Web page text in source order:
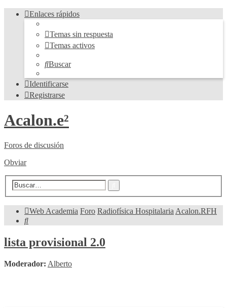
Enlaces rápidos
Temas sin respuesta
Temas activos
Buscar
Identificarse
Registrarse
Acalon.e²
Foros de discusión
Obviar
Web Academia Foro Radiofísica HospitalariaAcalon.RFH
Buscar
lista provisional 2.0
Moderador: Alberto